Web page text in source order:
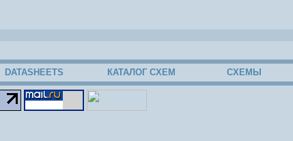
DATASHEETS КАТАЛОГ СХЕМ СХЕМЫ